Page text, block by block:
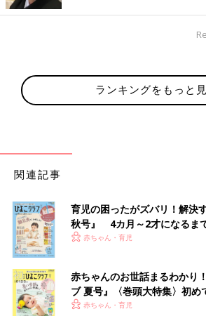
ぞれの解決方法をお伝えします。
【お悩み その１】 昼寝をさせる時
ママ・パパが共働きで、在宅勤務の場合、
す。ずっと赤ちゃんと遊んでいることは難
けれど、テレビや動画などを長時間見てい
ってしまい、その影響により昼寝ができな
実はあります。
【解決法】赤ちゃんが2歳前なら、日
一緒に昼寝をする
2歳前の赤ちゃんは、日中に昼寝をしないと
ズると思います。赤ちゃんがグズグズする
を中断して、抱っこするなど対処する必要
ランキングをもっと
関連記事
育児の困ったがズバリ！解決
秋号』 4カ月～2才になるま
いっぱい！
赤ちゃん・育児
赤ちゃんのお世話まるわかり
ブ 夏号』〈巻頭大特集〉初め
く！ おっぱい・ミルクの基本
赤ちゃん・育児